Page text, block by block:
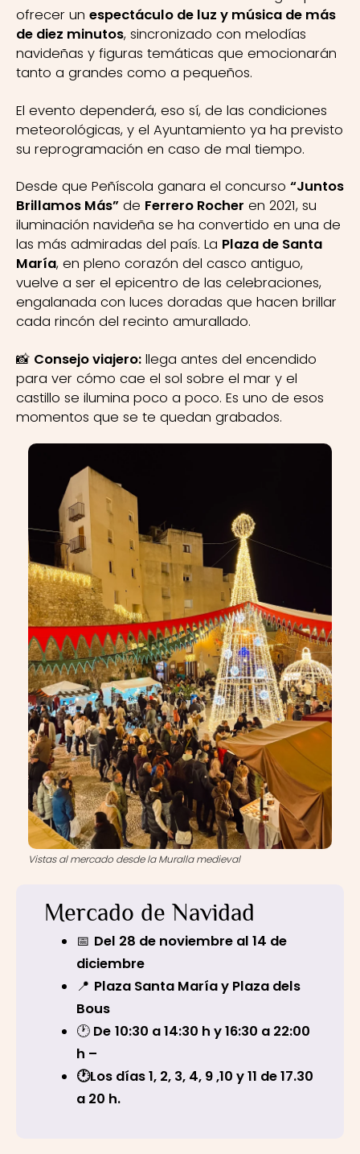
ofrecer un espectáculo de luz y música de más
de diez minutos, sincronizado con melodías
navideñas y figuras temáticas que emocionarán
tanto a grandes como a pequeños.
El evento dependerá, eso sí, de las condiciones
meteorológicas, y el Ayuntamiento ya ha previsto
su reprogramación en caso de mal tiempo.
Desde que Peñíscola ganara el concurso “Juntos
Brillamos Más” de Ferrero Rocher en 2021, su
iluminación navideña se ha convertido en una de
las más admiradas del país. La Plaza de Santa
María, en pleno corazón del casco antiguo,
vuelve a ser el epicentro de las celebraciones,
engalanada con luces doradas que hacen brillar
cada rincón del recinto amurallado.
📸 Consejo viajero: llega antes del encendido
para ver cómo cae el sol sobre el mar y el
castillo se ilumina poco a poco. Es uno de esos
momentos que se te quedan grabados.
Vistas al mercado desde la Muralla medieval
Mercado de Navidad
📅 Del 28 de noviembre al 14 de
diciembre
📍 Plaza Santa María y Plaza dels
Bous
🕐 De 10:30 a 14:30 h y 16:30 a 22:00
h –
🕐Los días 1, 2, 3, 4, 9 ,10 y 11 de 17.30
a 20 h.